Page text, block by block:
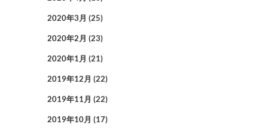
2020年3月 (25)
2020年2月 (23)
2020年1月 (21)
2019年12月 (22)
2019年11月 (22)
2019年10月 (17)